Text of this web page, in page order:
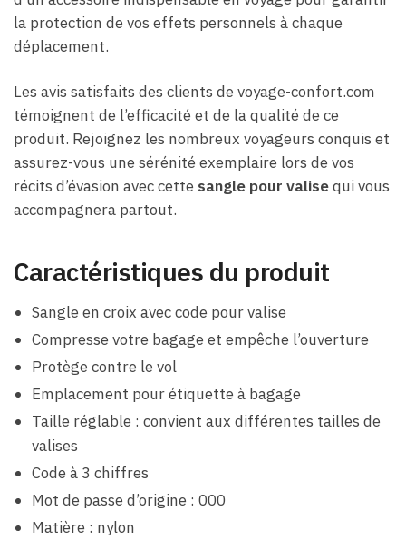
la protection de vos effets personnels à chaque
déplacement.
Les avis satisfaits des clients de voyage-confort.com
témoignent de l’efficacité et de la qualité de ce
produit. Rejoignez les nombreux voyageurs conquis et
assurez-vous une sérénité exemplaire lors de vos
récits d’évasion avec cette sangle pour valisequi vous
accompagnera partout.
Caractéristiques du produit
Sangle en croix avec code pour valise
Compresse votre bagage et empêche l’ouverture
Protège contre le vol
Emplacement pour étiquette à bagage
Taille réglable : convient aux différentes tailles de
valises
Code à 3 chiffres
Mot de passe d’origine : 000
Matière : nylon